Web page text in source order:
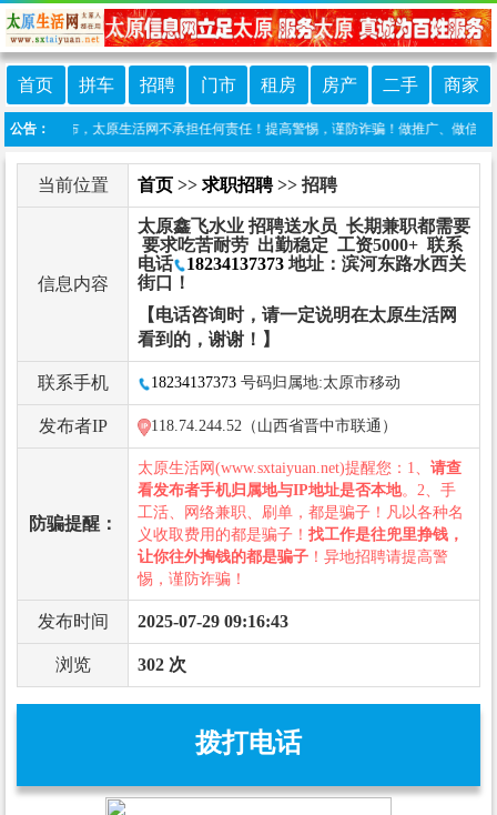
首页 拼车 招聘 门市 租房 房产 二手 商家
公告：
自行发布，太原生活网不承担任何责任！提高警惕，谨防诈骗！做推广、做信息置
当前位置 首页 >> 求职招聘>> 招聘
信息内容
太原鑫飞水业 招聘送水员 长期兼职都需要
要求吃苦耐劳 出勤稳定 工资5000+ 联系
电话
18234137373 地址：滨河东路水西关
街口！
【电话咨询时，请一定说明在太原生活网
看到的，谢谢！】
联系手机 18234137373 号码归属地:太原市移动
发布者IP 118.74.244.52（山西省晋中市联通）
防骗提醒：
太原生活网(www.sxtaiyuan.net)提醒您：1、 请查
看发布者手机归属地与IP地址是否本地。2、手
工活、网络兼职、刷单，都是骗子！凡以各种名
义收取费用的都是骗子！ 找工作是往兜里挣钱，
让你往外掏钱的都是骗子 ！异地招聘请提高警
惕，谨防诈骗！
发布时间 2025-07-29 09:16:43
浏览 302 次
拨打电话